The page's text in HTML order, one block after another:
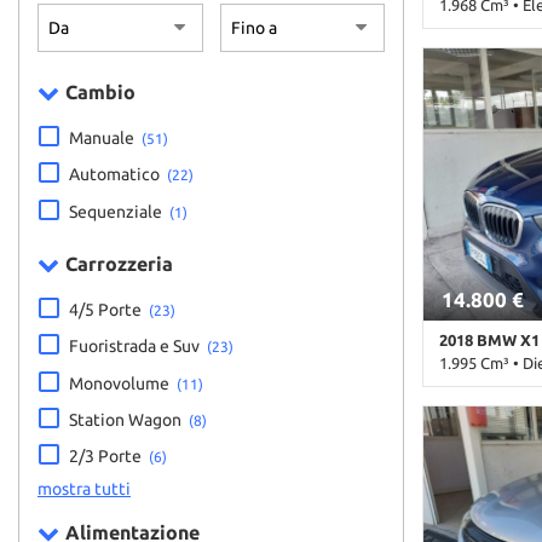
Cambio
Manuale (51)
Automatico (22)
Sequenziale (1)
Carrozzeria
4/5 Porte (23)
Fuoristrada e Suv (23)
Monovolume (11)
Station Wagon (8)
2/3 Porte (6)
mostra tutti
Alimentazione
in pelle
1.968 Cm³ •
63.000 Km •
metallizzato
Control •
Passeggero
• Autoradio •
Bracciolo •
•
zone •
Fari LED •
assistita •
elettronico •
volante •
Sedili
Sensore di
anteriori •
Servosterzo
laterali
Telecamera
oscurati •
14.800 €
2018 BMW X1
1.995 Cm³ •
162.000 Km •
metallizzato •
laterali •
Alzacristalli
Bracciolo •
•